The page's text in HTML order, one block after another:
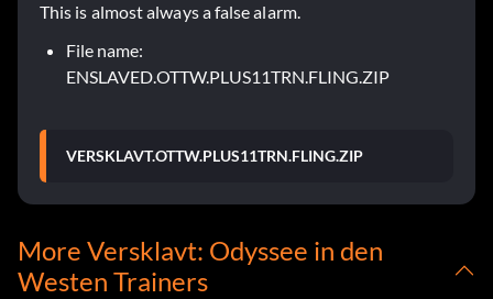
This is almost always a false alarm.
File name:
ENSLAVED.OTTW.PLUS11TRN.FLING.ZIP
VERSKLAVT.OTTW.PLUS11TRN.FLING.ZIP
More Versklavt: Odyssee in den
Westen Trainers